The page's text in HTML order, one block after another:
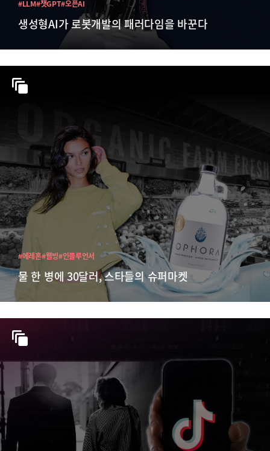
생성형AI가 로봇개발의 패러다임을 바꾼다
#LLM#챗GPT#오픈AI
물 한 병에 30달러, 스타들의 슈퍼마켓
#에레혼#웰빙#인플루언서